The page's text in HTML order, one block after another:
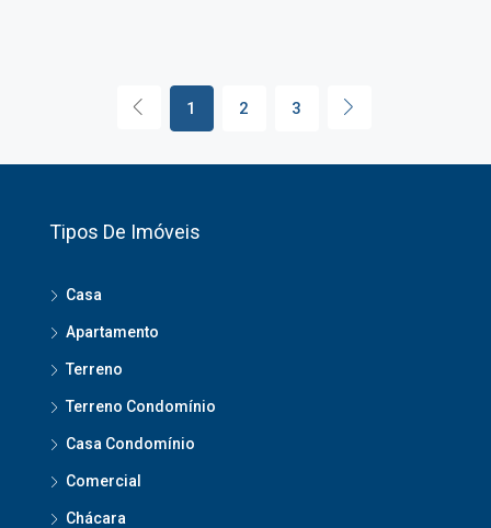
1 2 3
Tipos De Imóveis
Casa
Apartamento
Terreno
Terreno Condomínio
Casa Condomínio
Comercial
Chácara